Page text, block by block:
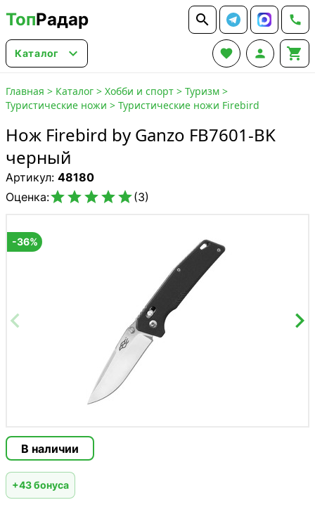
ТопРадар  
Каталог    
Главная > Каталог > Хобби и спорт > Туризм >
Туристические ножи > Туристические ножи Firebird
Нож Firebird by Ganzo FB7601-BK
черный
Артикул: 48180
Оценка:(3)
-36%
В наличии
+43 бонуса